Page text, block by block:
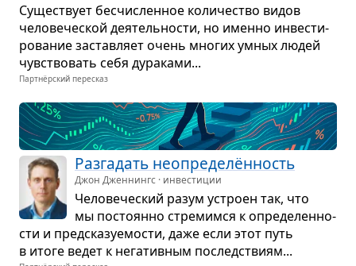
Суще­ствует бес­чис­лен­ное коли­че­ство видов
чело­ве­че­ской дея­тель­но­сти, но именно инве­сти­
ро­ва­ние застав­ляет очень мно­гих умных людей
чув­ство­вать себя дура­ками...
Партнёрский пересказ
Раз­га­дать неопре­делён­ность
Джон Дженнингс · инвестиции
Чело­ве­че­ский разум устроен так, что
мы посто­янно стре­мимся к опре­де­лен­но­
сти и пред­ска­зу­е­мо­сти, даже если этот путь
в итоге ведет к нега­тив­ным послед­ствиям...